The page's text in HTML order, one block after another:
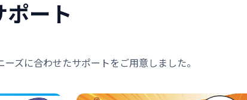
ート
ズに合わせたサポートをご用意しました。